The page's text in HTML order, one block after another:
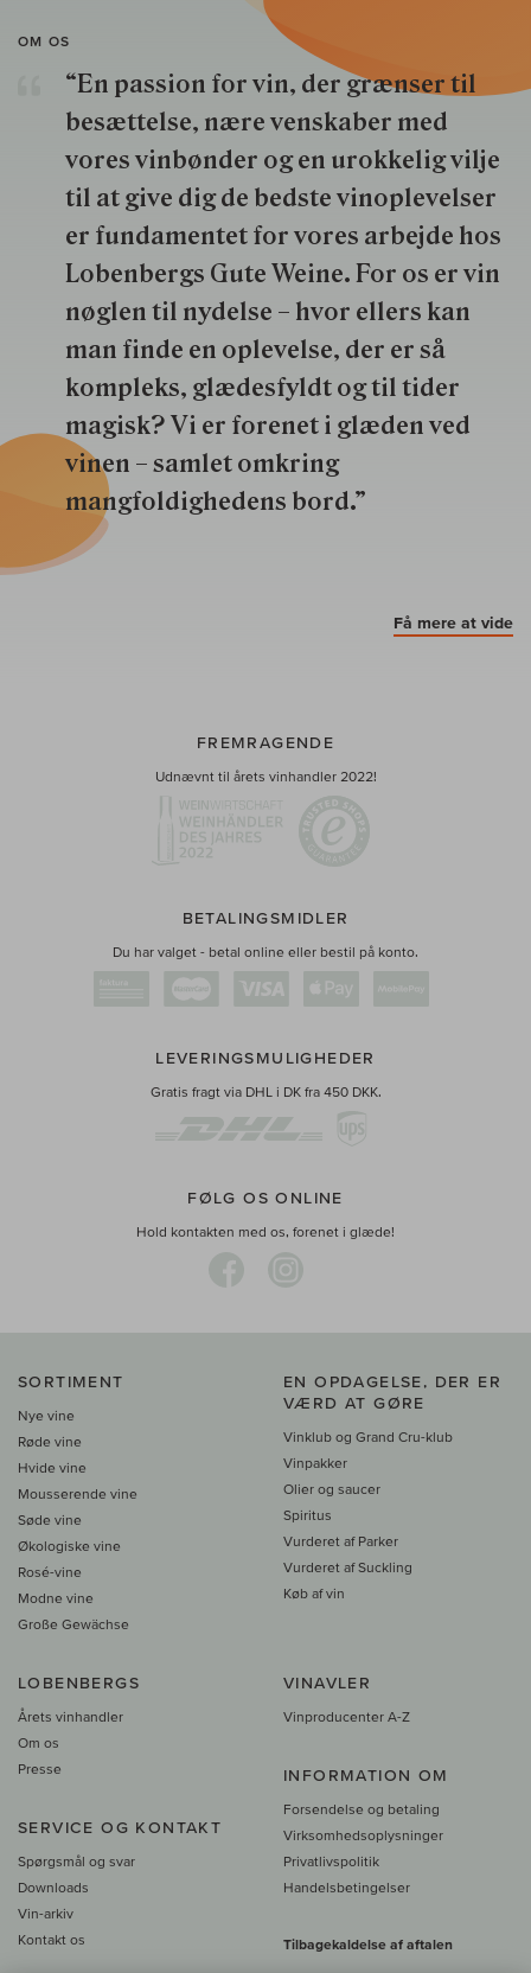
OM OS
“En passion for vin, der grænser til
besættelse, nære venskaber med
vores vinbønder og en urokkelig vilje
til at give dig de bedste vinoplevelser
er fundamentet for vores arbejde hos
Lobenbergs Gute Weine. For os er vin
nøglen til nydelse – hvor ellers kan
man finde en oplevelse, der er så
kompleks, glædesfyldt og til tider
magisk? Vi er forenet i glæden ved
vinen – samlet omkring
mangfoldighedens bord.”
Få mere at vide
FREMRAGENDE
Udnævnt til årets vinhandler 2022!
BETALINGSMIDLER
Du har valget - betal online eller bestil på konto.
LEVERINGSMULIGHEDER
Gratis fragt via DHL i DK fra 450 DKK.
FØLG OS ONLINE
Hold kontakten med os, forenet i glæde!
SORTIMENT
Nye vine
Røde vine
Hvide vine
Mousserende vine
Søde vine
Økologiske vine
Rosé-vine
Modne vine
Große Gewächse
EN OPDAGELSE, DER ER
VÆRD AT GØRE
Vinklub og Grand Cru-klub
Vinpakker
Olier og saucer
Spiritus
Vurderet af Parker
Vurderet af Suckling
Køb af vin
LOBENBERGS
Årets vinhandler
Om os
Presse
SERVICE OG KONTAKT
Spørgsmål og svar
Downloads
Vin-arkiv
Kontakt os
VINAVLER
Vinproducenter A-Z
INFORMATION OM
Forsendelse og betaling
Virksomhedsoplysninger
Privatlivspolitik
Handelsbetingelser
Tilbagekaldelse af aftalen